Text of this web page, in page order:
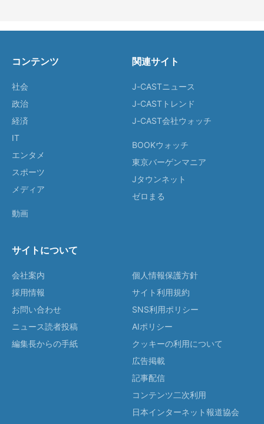
コンテンツ
社会
政治
経済
IT
エンタメ
スポーツ
メディア
動画
関連サイト
J-CASTニュース
J-CASTトレンド
J-CAST会社ウォッチ
BOOKウォッチ
東京バーゲンマニア
Jタウンネット
ゼロまる
サイトについて
会社案内
採用情報
お問い合わせ
ニュース読者投稿
編集長からの手紙
個人情報保護方針
サイト利用規約
SNS利用ポリシー
AIポリシー
クッキーの利用について
広告掲載
記事配信
コンテンツ二次利用
日本インターネット報道協会